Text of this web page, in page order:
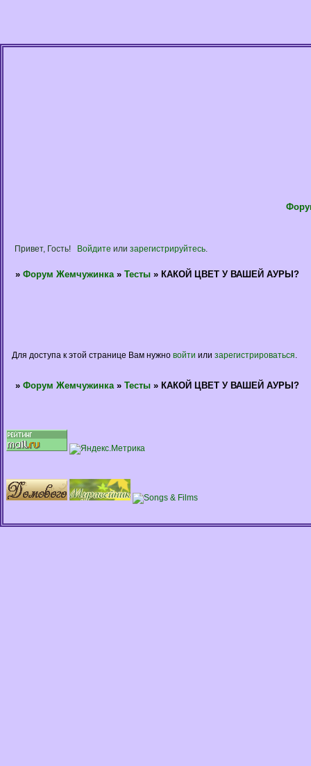
Привет, Гость! Войдите или зарегистрируйтесь.
» Форум Жемчужинка » Тесты » КАКОЙ ЦВЕТ У ВАШЕЙ АУРЫ?
Для доступа к этой странице Вам нужно войти или зарегистрироваться
» Форум Жемчужинка » Тесты » КАКОЙ ЦВЕТ У ВАШЕЙ АУРЫ?